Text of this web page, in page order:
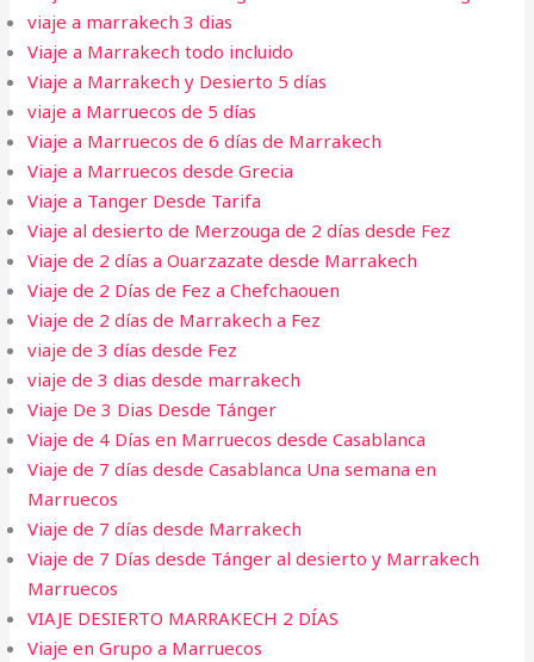
viaje a marrakech 3 dias​
Viaje a Marrakech todo incluido
Viaje a Marrakech y Desierto 5 días
viaje a Marruecos de 5 días
Viaje a Marruecos de 6 días de Marrakech
Viaje a Marruecos desde Grecia
Viaje a Tanger Desde Tarifa​
Viaje al desierto de Merzouga de 2 días desde Fez
Viaje de 2 días a Ouarzazate desde Marrakech
Viaje de 2 Días de Fez a Chefchaouen
Viaje de 2 días de Marrakech a Fez
viaje de 3 días desde Fez
viaje de 3 dias desde marrakech
Viaje De 3 Dias Desde Tánger
Viaje de 4 Días en Marruecos desde Casablanca
Viaje de 7 días desde Casablanca Una semana en
Marruecos
Viaje de 7 días desde Marrakech
Viaje de 7 Días desde Tánger al desierto y Marrakech
Marruecos
VIAJE DESIERTO MARRAKECH 2 DÍAS
Viaje en Grupo a Marruecos